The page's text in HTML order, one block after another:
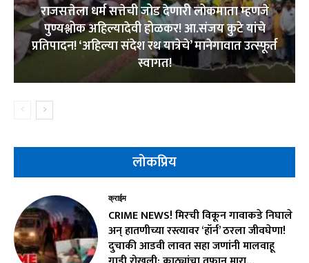
राजसत्तेला धर्म सत्तेची जोड देणारी लोकमाता म्हणजे
पुण्यश्लोक अहिल्यादेवी होळकर! आ.संजय कुटे यांचे
प्रतिपादन! ‘अहिल्या संदेश रथ यात्रेचे’ मानेगावात उत्स्फूर्त
स्वागत!
लोकप्रिय
क्राईम
CRIME NEWS! मिरची विकून गावाकडे निघाले
अन् हातणीच्या रस्त्यावर ‘हॉर्न’ ठरला जीवघेणा!
दुचाकी आडवी लावत सहा जणांनी मालवाहू